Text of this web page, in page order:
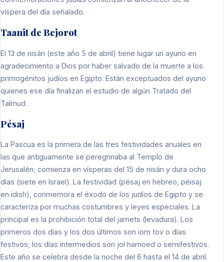
víspera del día señalado.
Taanit de Bejorot
El 13 de nisán (este año 5 de abril) tiene lugar un ayuno en
agradecimiento a Dios por haber salvado de la muerte a los
primogénitos judíos en Egipto. Están exceptuados del ayuno
quienes ese día finalizan el estudio de algún Tratado del
Talmud.
Pésaj
La Pascua es la primera de las tres festividades anuales en
las que antiguamente se peregrinaba al Templo de
Jerusalén; comienza en vísperas del 15 de nisán y dura ocho
días (siete en Israel). La festividad (pésaj en hebreo, péisaj
en idish), conmemora el éxodo de los judíos de Egipto y se
caracteriza por muchas costumbres y leyes especiales. La
principal es la prohibición total del jamets (levadura). Los
primeros dos días y los dos últimos son iom tov o días
festivos; los días intermedios son jol hamoed o semifestivos.
Este año se celebra desde la noche del 6 hasta el 14 de abril.